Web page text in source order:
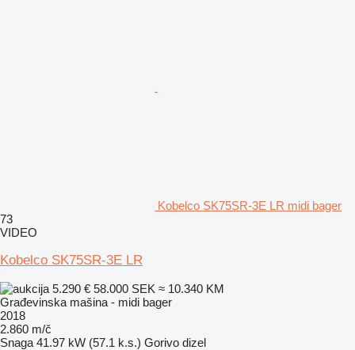
Kobelco SK75SR-3E LR midi bager
73
VIDEO
Kobelco SK75SR-3E LR
5.290 € 58.000 SEK ≈ 10.340 KM
Građevinska mašina - midi bager
2018
2.860 m/č
Snaga 41.97 kW (57.1 k.s.) Gorivo dizel